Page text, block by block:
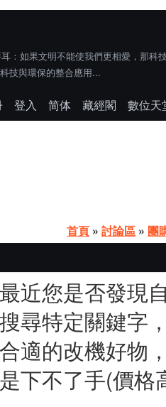
：如果文明不能使我們更相愛，那科
技與環保的整合應用...
登入 简体 藏經閣
數位天
首頁 » 討論區 » 團
最近您是否發現
搜尋特定關鍵字
合適的改機好物
是下不了手(價格